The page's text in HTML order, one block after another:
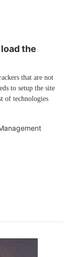
the
that are not
to setup the site
of technologies